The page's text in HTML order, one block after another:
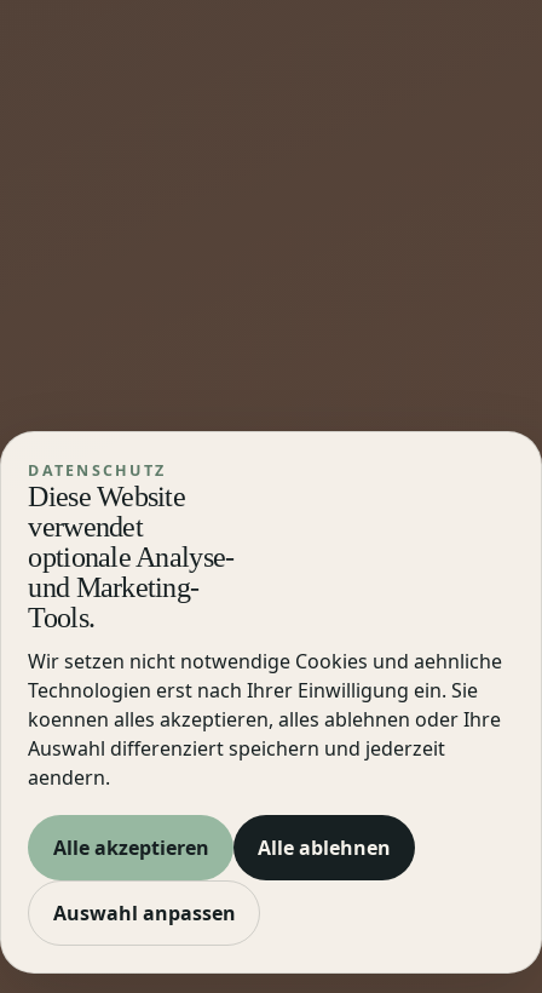
DATENSCHUTZ
Diese Website
verwendet
optionale Analyse-
und Marketing-
Tools.
Wir setzen nicht notwendige Cookies und aehnliche
Technologien erst nach Ihrer Einwilligung ein. Sie
koennen alles akzeptieren, alles ablehnen oder Ihre
Auswahl differenziert speichern und jederzeit
aendern.
Alle akzeptieren Alle ablehnen
Auswahl anpassen